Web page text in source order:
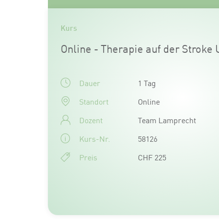
Kurs
Online - Therapie auf der Stroke
Dauer
1 Tag
Standort
Online
Dozent
Team Lamprecht
Kurs-Nr.
58126
Preis
CHF 225